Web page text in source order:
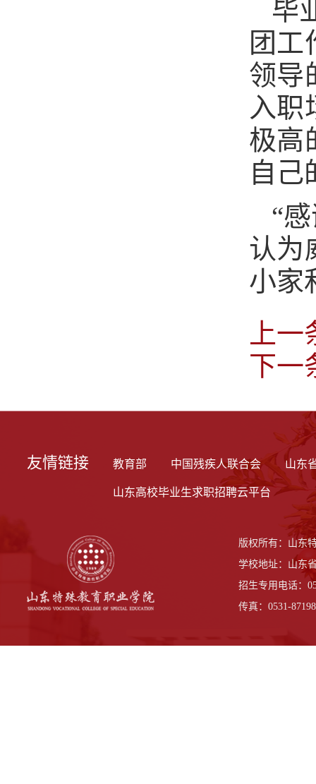
毕
团工
领导
入职
极高
自己
“
认为
小家
上
下一
友情链接 教育部 中国残疾人联合会 山东
山东高校毕业生求职招聘云平台
版权所有：山
学校地址：山东
招生专用电话：
传真：0531-